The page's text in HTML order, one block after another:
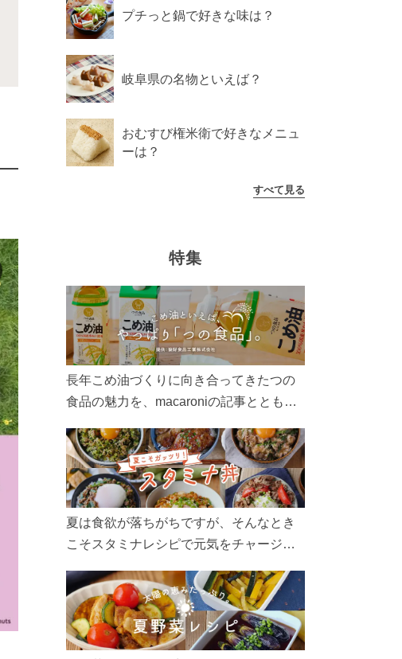
プチっと鍋で好きな味は？
岐阜県の名物といえば？
おむすび権米衛で好きなメニュ
ーは？
すべて見る
特集
長年こめ油づくりに向き合ってきたつの
食品の魅力を、macaroniの記事とともに
ん、製造現場や品質へのこだわりまで。
こめ油をもっと好きになるコンテンツを
ぜひお楽しみください。
夏は食欲が落ちがちですが、そんなとき
こそスタミナレシピで元気をチャージ！
リ食べて、夏バテを吹き飛ばしましょ
う！